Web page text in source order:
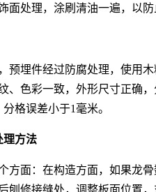
面处理，涂刷清油一遍，以防
预埋件经过防腐处理，使用
、色彩一致，外形尺寸正确
格误差小于1毫米。
理方法
方面：在构造方面，如果龙
刨修接缝处，调整板面位置，